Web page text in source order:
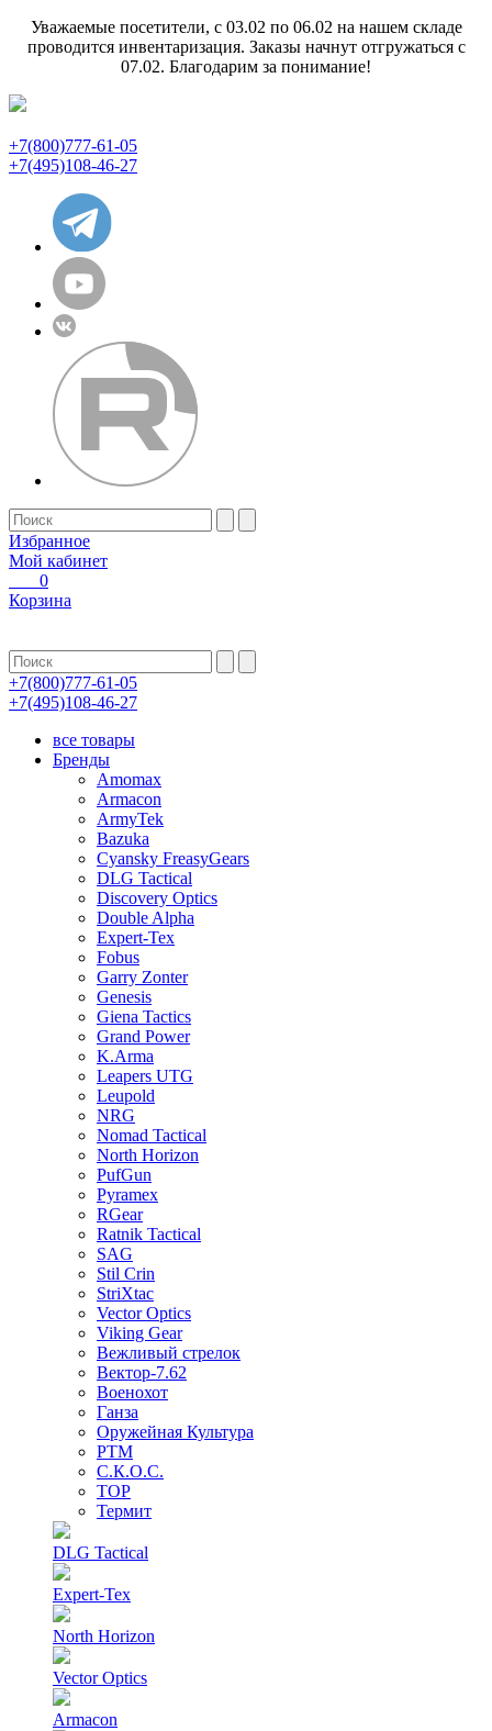
Уважаемые посетители, с 03.02 по 06.02 на нашем складе
проводится инвентаризация. Заказы начнут отгружаться с
07.02. Благодарим за понимание!
+7(800)777-61-05
+7(495)108-46-27
Избранное
Мой кабинет
0
Корзина
+7(800)777-61-05
+7(495)108-46-27
все товары
Бренды
Amomax
Armacon
ArmyTek
Bazuka
Cyansky FreasyGears
DLG Tactical
Discovery Optics
Double Alpha
Expert-Tex
Fobus
Garry Zonter
Genesis
Giena Tactics
Grand Power
K.Arma
Leapers UTG
Leupold
NRG
Nomad Tactical
North Horizon
PufGun
Pyramex
RGear
Ratnik Tactical
SAG
Stil Crin
StriXtac
Vector Optics
Viking Gear
Вежливый стрелок
Вектор-7.62
Военохот
Ганза
Оружейная Культура
РТМ
С.К.О.С.
ТОР
Термит
DLG Tactical
Expert-Tex
North Horizon
Vector Optics
Armacon